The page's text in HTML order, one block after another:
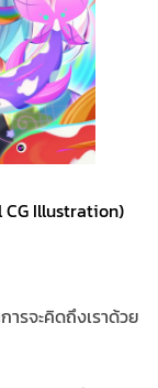
CG Illustration)
ารจะคิดถึงเราด้วย